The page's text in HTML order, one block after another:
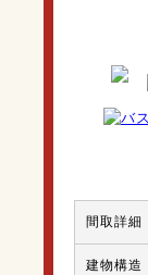
間取詳細
建物構造